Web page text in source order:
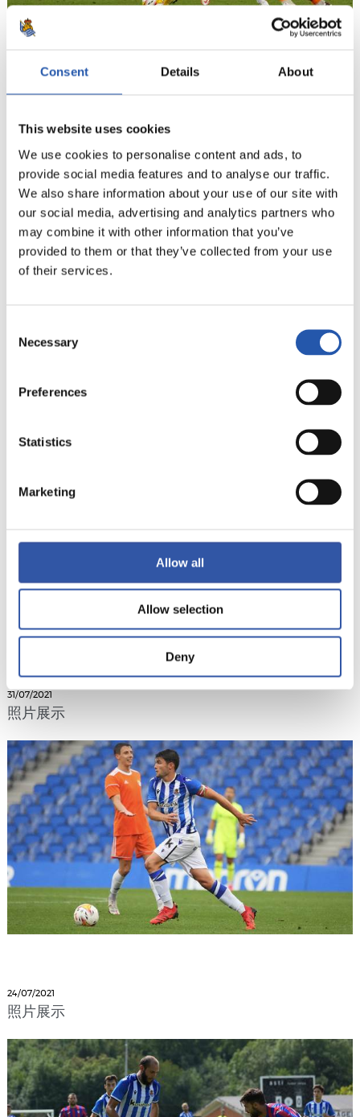
Consent Details About
This website uses cookies
We use cookies to personalise content and ads, to
provide social media features and to analyse our traffic.
We also share information about your use of our site with
our social media, advertising and analytics partners who
may combine it with other information that you’ve
provided to them or that they’ve collected from your use
of their services.
Selection
Necessary
Preferences
Statistics
Marketing
Allow all
Allow selection
Deny
21/08/2021
14/08/2021
31/07/2021
照片展示
24/07/2021
照片展示